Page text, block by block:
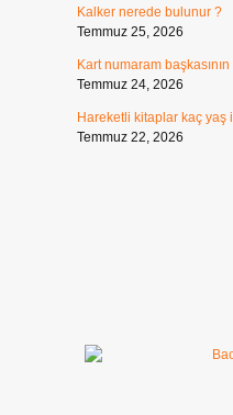
Kalker nerede bulunur ?
Temmuz 25, 2026
Kart numaram
Temmuz 24, 2026
Hareketli kitaplar kaç yaş
Temmuz 22, 2026